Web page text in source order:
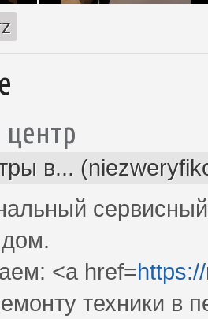
в...
<a href=
техники в